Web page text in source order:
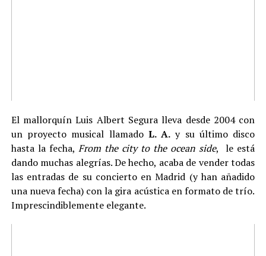
El mallorquín Luis Albert Segura lleva desde 2004 con
un proyecto musical llamado L. A. y su último disco
hasta la fecha, From the city to the ocean side, le está
dando muchas alegrías. De hecho, acaba de vender todas
las entradas de su concierto en Madrid (y han añadido
una nueva fecha) con la gira acústica en formato de trío.
Imprescindiblemente elegante.